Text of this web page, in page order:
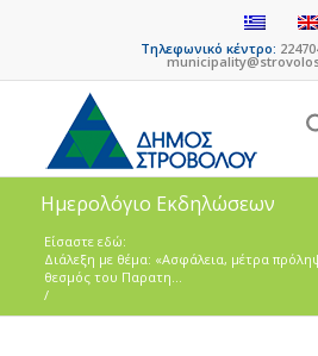
Τηλεφωνικό κέντρο:
Ημερολόγιο Εκδηλώσεων
Είσαστε εδώ:
Διάλεξη με θέμα: «Ασφάλεια, μέτρα
θεσμός του Παρατη...
/